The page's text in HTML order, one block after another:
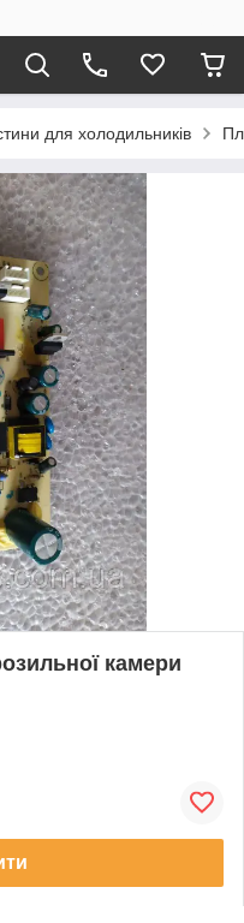
для холодильників
камери